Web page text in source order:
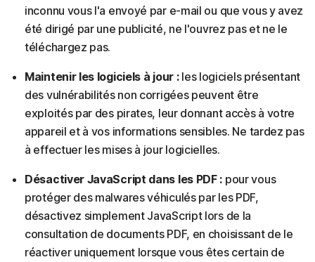
inconnu vous l'a envoyé par e-mail ou que vous y avez
été dirigé par une publicité, ne l'ouvrez pas et ne le
téléchargez pas.
Maintenir les logiciels à jour :les logiciels présentant
des vulnérabilités non corrigées peuvent être
exploités par des pirates, leur donnant accès à votre
appareil et à vos informations sensibles. Ne tardez pas
à effectuer les mises à jour logicielles.
Désactiver JavaScript dans les PDF : pour vous
protéger des malwares véhiculés par les PDF,
désactivez simplement JavaScript lors de la
consultation de documents PDF, en choisissant de le
réactiver uniquement lorsque vous êtes certain de